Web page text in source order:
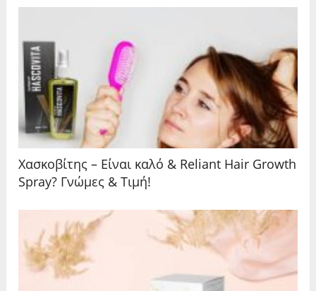
Χασκοβίτης – Είναι καλό & Reliant Hair Growth
Spray? Γνώμες & Τιμή!